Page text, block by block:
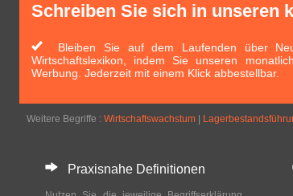
Schreiben Sie sich in unseren
Bleiben Sie auf dem Laufenden über
Wirtschaftslexikon, indem Sie unseren
Werbung. Jederzeit mit einem Klick abbestellbar.
Weitere Begriffe : Wirtschaftswachstum
Praxisnahe Definitionen